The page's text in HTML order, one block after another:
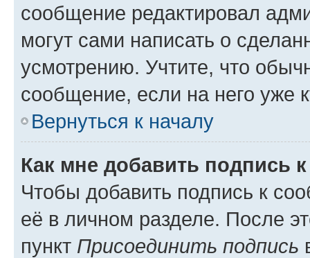
сообщение редактировал
могут сами написать о
усмотрению. Учтите, что
сообщение, если на него уже
Вернуться к началу
Как мне добавить подпись
Чтобы добавить подпись к
её в личном разделе. После
пункт Присоединить подпись